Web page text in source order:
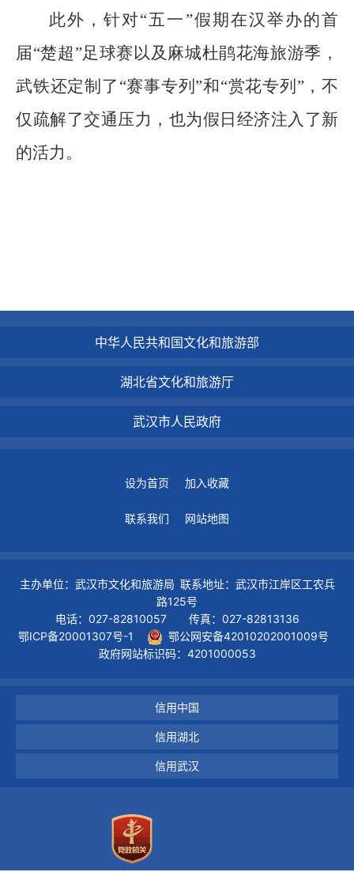
此外，针对“五一”假期在汉举办的首
届“楚超”足球赛以及麻城杜鹃花海旅游季，
武铁还定制了“赛事专列”和“赏花专列”，不
仅疏解了交通压力，也为假日经济注入了新
的活力。
中华人民共和国文化和旅游部
湖北省文化和旅游厅
武汉市人民政府
设为首页 加入收藏
联系我们 网站地图
主办单位：武汉市文化和旅游局 联系地址：武汉市江岸区工农兵
路125号
电话：027-82810057 传真：027-82813136
鄂ICP备20001307号-1
鄂公网安备42010202001009号
政府网站标识码：4201000053
信用中国
信用湖北
信用武汉